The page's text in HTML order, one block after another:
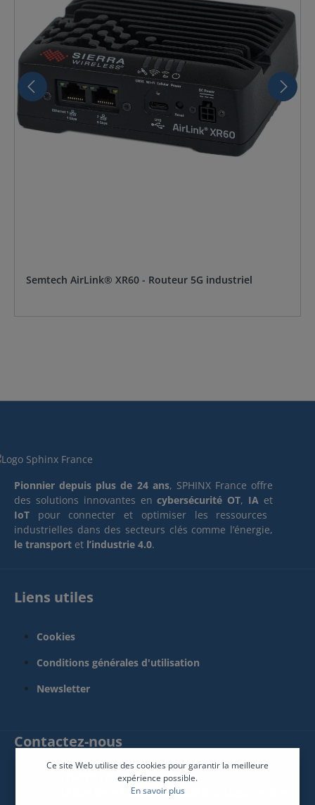
Semtech AirLink® XR60 - Routeur 5G industriel
Pionnier depuis plus de 24 ans, SPHINX France offre
des solutions innovantes encybersécurité OT, IA et
IoT pour connecter et optimiser les ressources
industrielles dans des secteurs clés comme l’énergie,
le transport et l’industrie 4.0.
Liens utiles
Cookies
Conditions générales d'utilisation
Newsletter
Contactez-nous
SPHINX France Connect
12 Rue René Descartes 85600 Montaigu-Vendée
Ce site Web utilise des cookies pour garantir la meilleure
expérience possible.
En savoir plus